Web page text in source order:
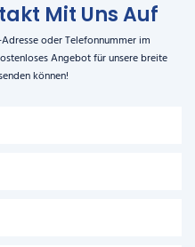
Mit Uns Auf
oder Telefonnummer im
Angebot für unsere breite
können!